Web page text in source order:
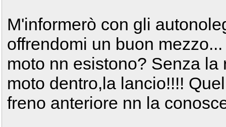
M'informerò con gli
offrendomi un buon
moto nn esistono? Senza
moto dentro,la lancio!!!!
freno anteriore nn la